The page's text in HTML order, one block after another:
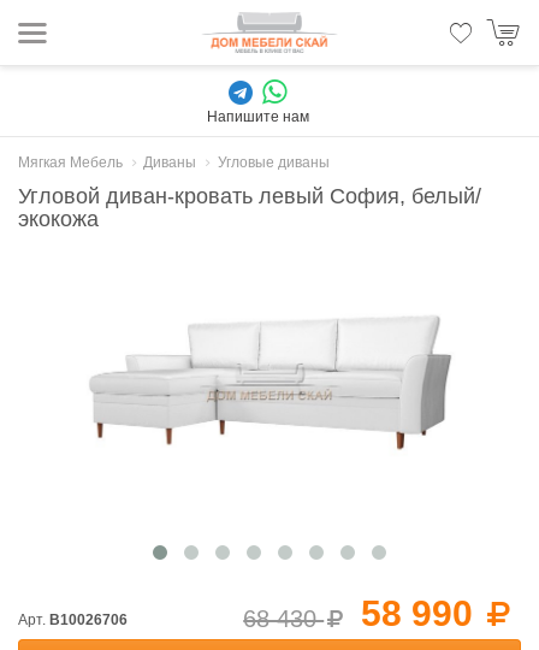
Напишите нам
Мягкая Мебель Диваны Угловые диваны
Угловой диван-кровать левый София, белый/
экокожа
58 990
68 430
Арт. B10026706